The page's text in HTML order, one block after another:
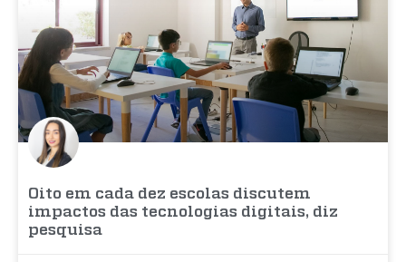
Oito em cada dez escolas discutem
impactos das tecnologias digitais, diz
pesquisa